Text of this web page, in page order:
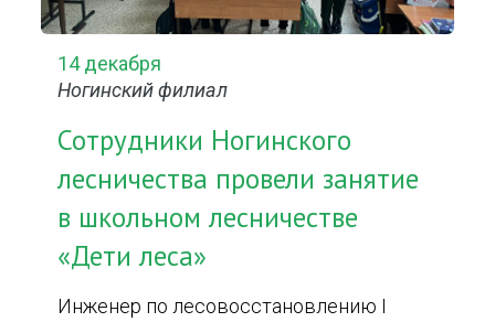
14 декабря
Ногинский филиал
Сотрудники Ногинского
лесничества провели занятие
в школьном лесничестве
«Дети леса»
Инженер по лесовосстановлению I